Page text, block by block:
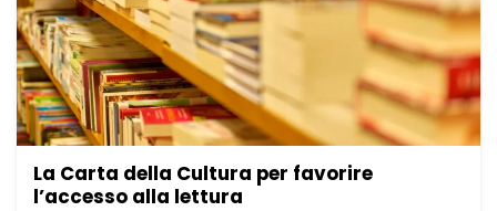
La Carta della Cultura per favorire
l’accesso alla lettura